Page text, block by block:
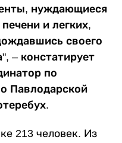
нуждающиеся
и легких,
своего
– констатирует
по
Павлодарской
213 человек. Из